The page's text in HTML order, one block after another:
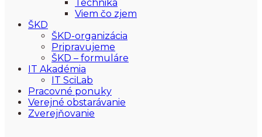
Technika
Viem čo zjem
ŠKD
ŠKD-organizácia
Pripravujeme
ŠKD – formuláre
IT Akadémia
IT SciLab
Pracovné ponuky
Verejné obstarávanie
Zverejňovanie